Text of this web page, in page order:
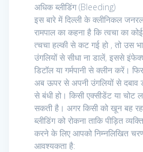
अधिक ब्लीडिंग (Bleeding)
इस बारे में दिल्ली के क्लीनिकल
रामपाल का कहना है कि त्वचा का
त्चचा हल्की से कट गई हो , तो उस
उंगलियों से सीधा ना डालें, इससे
डिटॉल या गर्मपानी से क्लीन करें।
अब ऊपर से अपनी उंगलियों से दबाव
से बंधी हो। किसी एक्सीडेंट या चोट
सकती है। अगर किसी को खून बह
ब्लीडिंग को रोकना ताकि पीड़ित
करने के लिए आपको निम्नलिखित
आवश्यकता है: